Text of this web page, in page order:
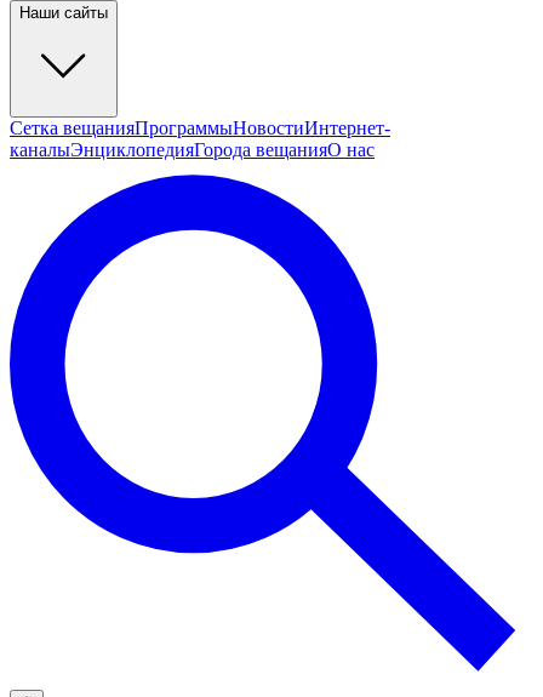
Наши сайты
Сетка вещанияПрограммыНовостиИнтернет-
каналыЭнциклопедияГорода вещанияО нас